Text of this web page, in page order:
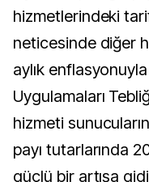
hizmetlerindeki
neticesinde diğer
aylık
Uygulamaları
hizmeti
payı tutarlarında
güçlü bir artışa